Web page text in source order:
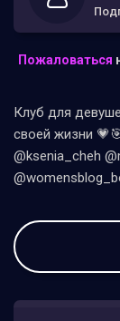
Пожаловаться
Клуб для
своей жизни
@ksenia_cheh